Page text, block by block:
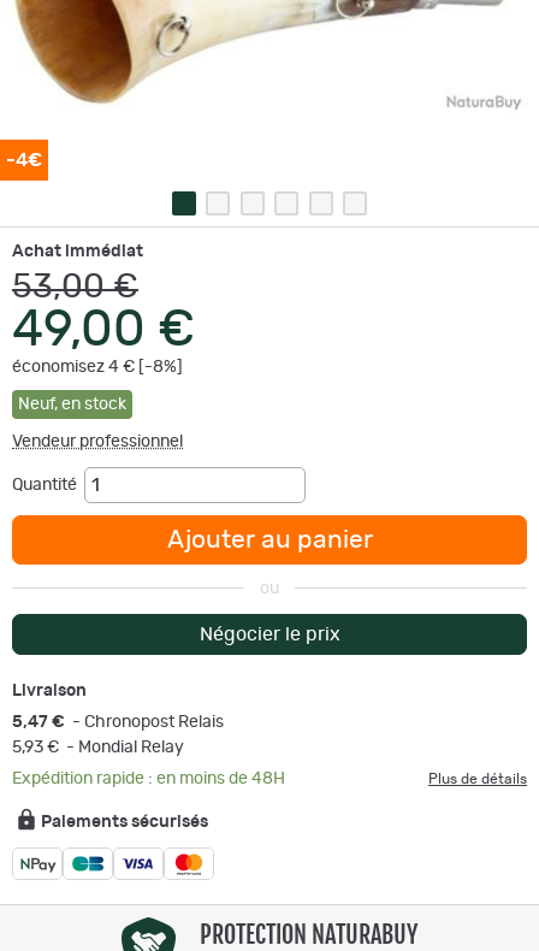
-4€
Achat immédiat
53,00 €
49,00 €
économisez 4 € [-8%]
Neuf, en stock
Vendeur professionnel
Quantité
Ajouter au panier
ou
Négocier le prix
Livraison
5,47 € - Chronopost Relais
5,93 € - Mondial Relay
Expédition rapide : en moins de 48H
Plus de détails
Paiements sécurisés
PROTECTION NATURABUY